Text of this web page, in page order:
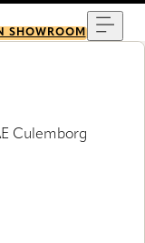
SHOWROOM
Culemborg